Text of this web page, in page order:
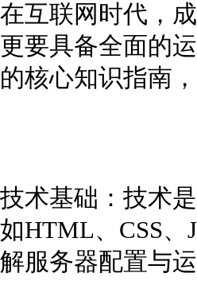
在互联网时代，
更要具备全面的
的核心知识指南
技术基础：技术
如HTML、CSS、
解服务器配置与